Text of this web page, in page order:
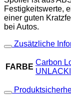
Festigkeitswerte,
einer guten
bei Autos.
Zusätzliche
FARBE
Carbon